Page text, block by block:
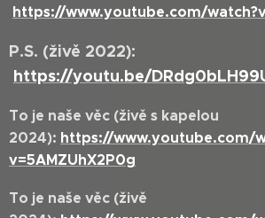
https://www.youtube.com/
P.S. (živě 2022):
https://youtu.be/
To je naše věc (živě s kapelou
2024): https://www.youtube.com/
v=5AMZUhX2P0g
To je naše věc (živě